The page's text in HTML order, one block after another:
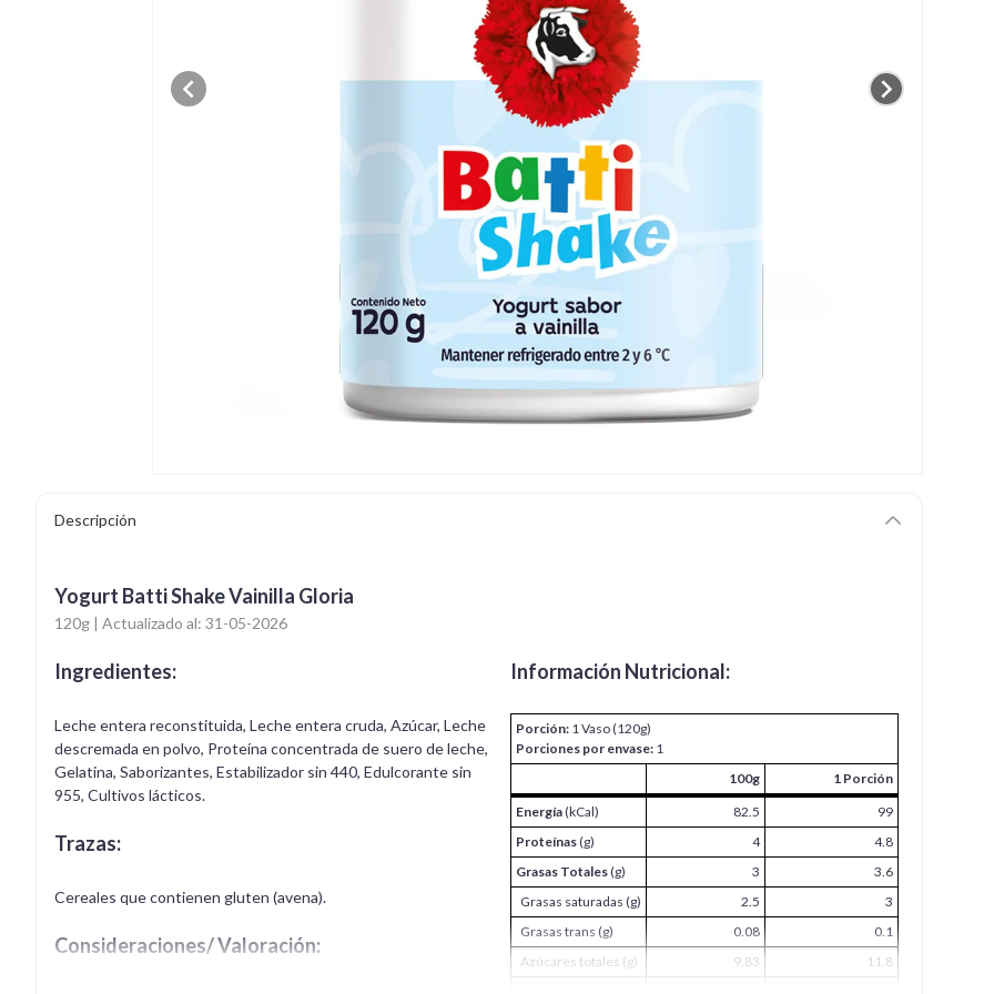
Descripción
Yogurt Batti Shake Vainilla Gloria
120g | Actualizado al: 31-05-2026
Ingredientes:
Leche entera reconstituida, Leche entera cruda, Azúcar, Leche
descremada en polvo, Proteína concentrada de suero de leche,
Gelatina, Saborizantes, Estabilizador sin 440, Edulcorante sin
955, Cultivos lácticos.
Trazas:
Cereales que contienen gluten (avena).
Consideraciones/ Valoración:
Información Nutricional:
Porción: 1 Vaso (120g)
Porciones por envase: 1
100g
1 Porción
Energía(kCal) 82.5
99
Proteínas(g) 4
4.8
Grasas Totales(g) 3
3.6
Grasas saturadas (g)
2.5
3
Grasas trans (g)
0.08
0.1
Azúcares totales (g)
9.83
11.8